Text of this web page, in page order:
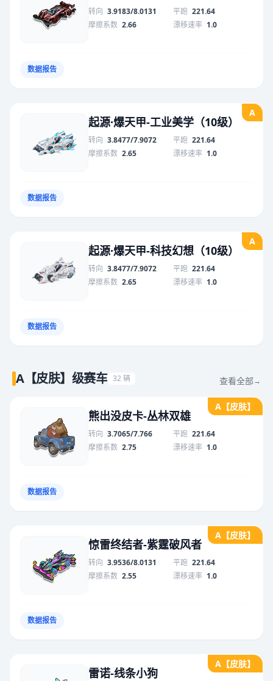
转向 3.9183/8.0131 平跑 221.64
摩擦系数 2.66 漂移速率 1.0
数据报告
A
起源·爆天甲-工业美学（10级）
转向 3.8477/7.9072 平跑 221.64
摩擦系数 2.65 漂移速率 1.0
数据报告
A
起源·爆天甲-科技幻想（10级）
转向 3.8477/7.9072 平跑 221.64
摩擦系数 2.65 漂移速率 1.0
数据报告
A【皮肤】级赛车 32 辆 查看全部→
A【皮肤】
熊出没皮卡-丛林双雄
转向 3.7065/7.766 平跑 221.64
摩擦系数 2.75 漂移速率 1.0
数据报告
A【皮肤】
惊雷终结者-紫霆破风者
转向 3.9536/8.0131 平跑 221.64
摩擦系数 2.55 漂移速率 1.0
数据报告
A【皮肤】
雷诺-线条小狗